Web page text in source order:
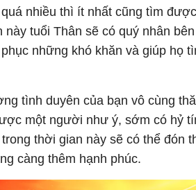
nhiều thì ít nhất cũng tìm
này tuổi Thân sẽ có quý nhân
những khó khăn và giúp họ
tình duyên của bạn vô cùng
một người như ý, sớm có hỷ
thời gian này sẽ có thể đón
càng thêm hạnh phúc.